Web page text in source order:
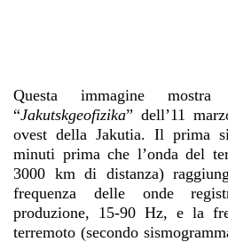
Questa immagine
“Jakutskgeofizika” dell’11
ovest della Jakutia. Il prima
minuti prima che l’onda del
3000 km di distanza)
frequenza delle onde
produzione, 15-90 Hz, e la
terremoto (secondo